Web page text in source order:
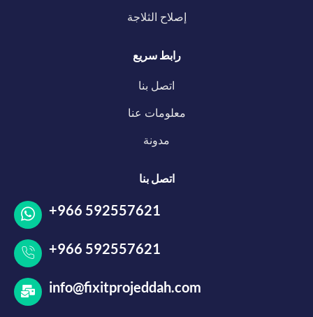
إصلاح الثلاجة
رابط سريع
اتصل بنا
معلومات عنا
مدونة
اتصل بنا
+966 592557621
+966 592557621
info@fixitprojeddah.com